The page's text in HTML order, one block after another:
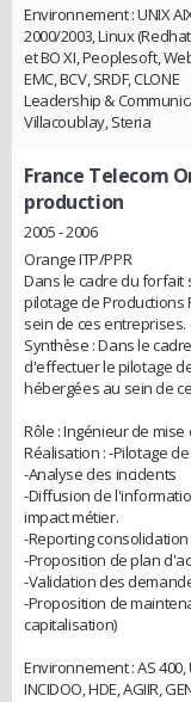
Environnement : UNIX
2000/2003, Linux
et BO XI, Peoplesoft,
EMC, BCV, SRDF, CLONE
Leadership &
Villacoublay, Steria
France Telecom
production
2005 - 2006
Orange ITP/PPR
Dans le cadre du forfait
pilotage de
sein de ces entreprises.
Synthèse : Dans le
d'effectuer le pilotage
hébergées au sein de
Rôle : Ingénieur de
Réalisation : -Pilotage
-Analyse des incidents
-Diffusion de
impact métier.
-Reporting
-Proposition de plan
-Validation des
-Proposition de
capitalisation)
Environnement : AS 400,
INCIDOO, HDE, AGIIR,